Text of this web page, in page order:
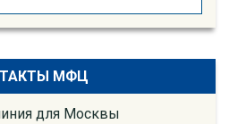
МФЦ
для Москвы